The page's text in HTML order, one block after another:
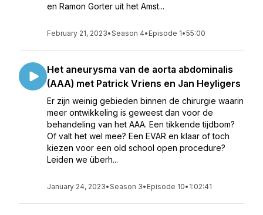
en Ramon Gorter uit het Amst...
February 21, 2023•Season 4• Episode 1•55:00
Het aneurysma van de aorta abdominalis
(AAA) met Patrick Vriens en Jan Heyligers
Er zijn weinig gebieden binnen de chirurgie waarin
meer ontwikkeling is geweest dan voor de
behandeling van het AAA. Een tikkende tijdbom?
Of valt het wel mee? Een EVAR en klaar of toch
kiezen voor een old school open procedure?
Leiden we überh...
January 24, 2023•Season 3• Episode 10• 1:02:41